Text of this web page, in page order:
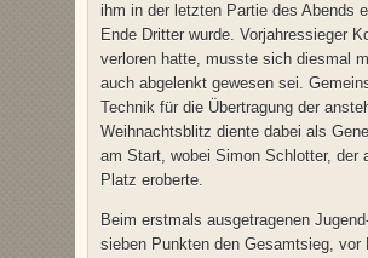
ihm in der letzten Partie des Abends
Ende Dritter wurde. Vorjahressieger
verloren hatte, musste sich diesmal
auch abgelenkt gewesen sei.
Technik für die Übertragung der
Weihnachtsblitz diente dabei als
am Start, wobei Simon Schlotter, der
Platz eroberte.
Beim erstmals ausgetragenen
sieben Punkten den Gesamtsieg,